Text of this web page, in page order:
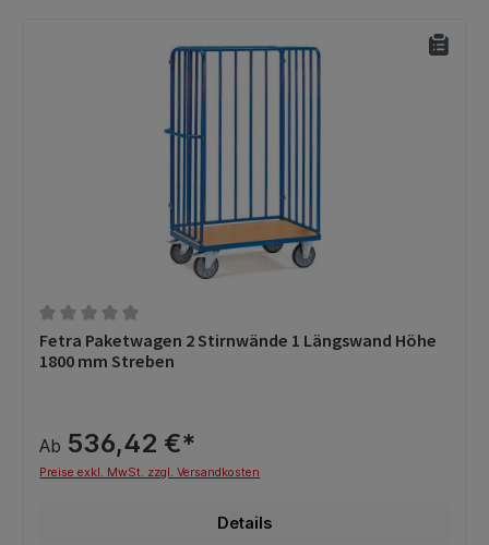
Durchschnittliche Bewertung von 0 von 5 Sternen
Fetra Paketwagen 2 Stirnwände 1 Längswand Höhe
1800 mm Streben
Ab 536,42 €*
Preise exkl. MwSt. zzgl. Versandkosten
Details